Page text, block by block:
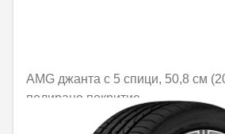
AMG джанта с 5 спици, 50,8 см
полирано покритие
Не е налично онлайн